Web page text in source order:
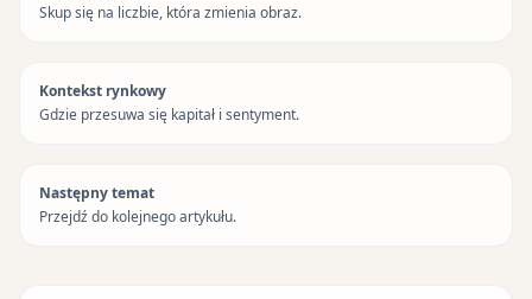
Skup się na liczbie, która zmienia obraz.
Kontekst rynkowy
Gdzie przesuwa się kapitał i sentyment.
Następny temat
Przejdź do kolejnego artykułu.